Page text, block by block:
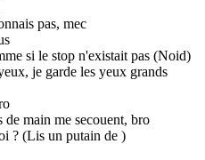
pas, mec
si le stop n'existait pas (Noid)
je garde les yeux grands
main me secouent, bro
? (Lis un putain de )